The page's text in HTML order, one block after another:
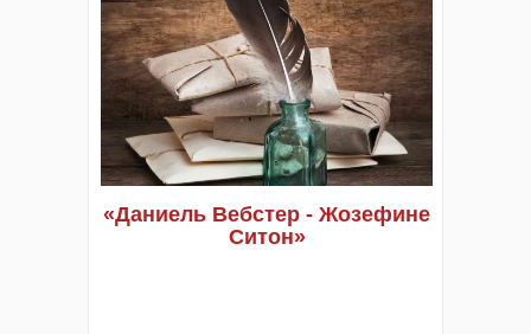
«Даниель Вебстер - Жозефине
Ситон»